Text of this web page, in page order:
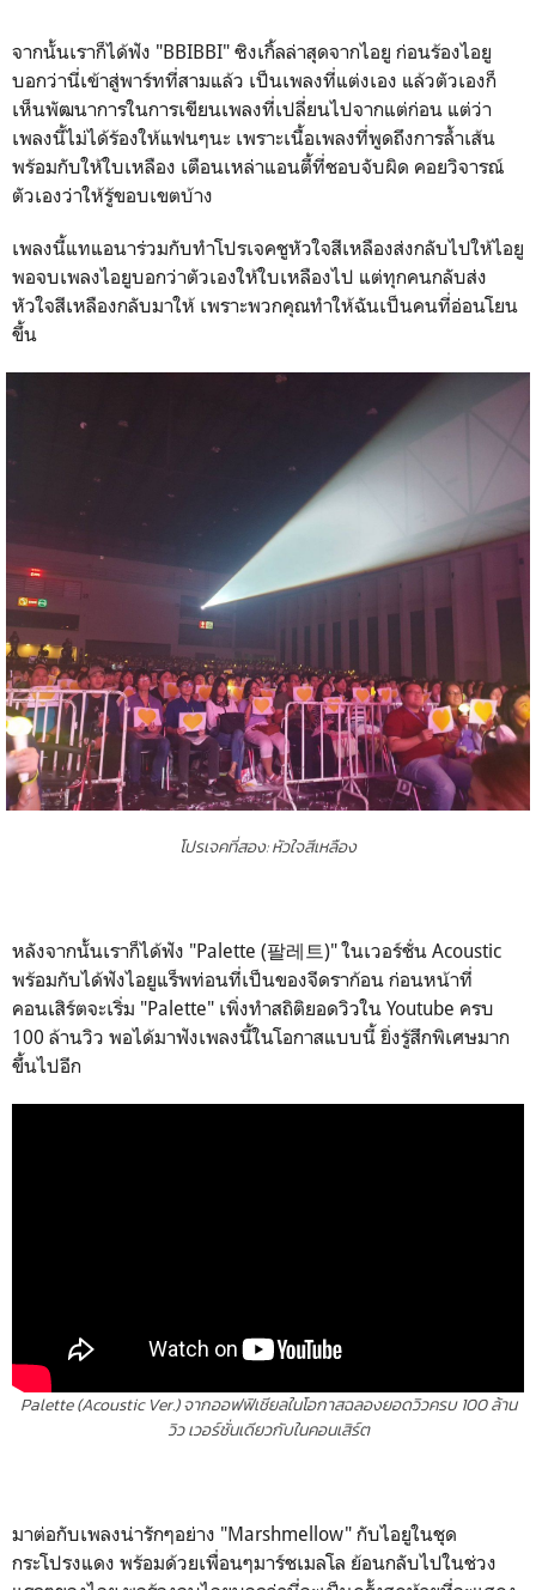
จากนั้นเราก็ได้ฟัง "BBIBBI" ซิงเกิ้ลล่าสุดจากไอยู ก่อนร้องไอยู
บอกว่านี่เข้าสู่พาร์ทที่สามแล้ว เป็นเพลงที่แต่งเอง แล้วตัวเองก็
เห็นพัฒนาการในการเขียนเพลงที่เปลี่ยนไปจากแต่ก่อน แต่ว่า
เพลงนี้ไม่ได้ร้องให้แฟนๆนะ เพราะเนื้อเพลงที่พูดถึงการล้ำเส้น
พร้อมกับให้ใบเหลือง เตือนเหล่าแอนตี้ที่ชอบจับผิด คอยวิจารณ์
ตัวเองว่าให้รู้ขอบเขตบ้าง
เพลงนี้แทแอนาร่วมกับทำโปรเจคชูหัวใจสีเหลืองส่งกลับไปให้ไอยู
พอจบเพลงไอยูบอกว่าตัวเองให้ใบเหลืองไป แต่ทุกคนกลับส่ง
หัวใจสีเหลืองกลับมาให้ เพราะพวกคุณทำให้ฉันเป็นคนที่อ่อนโยน
ขึ้น
โปรเจคที่สอง: หัวใจสีเหลือง
หลังจากนั้นเราก็ได้ฟัง "Palette (팔레트)" ในเวอร์ชั่น Acoustic
พร้อมกับได้ฟังไอยูแร็พท่อนที่เป็นของจีดราก้อน ก่อนหน้าที่
คอนเสิร์ตจะเริ่ม "Palette" เพิ่งทำสถิติยอดวิวใน Youtube ครบ
100 ล้านวิว พอได้มาฟังเพลงนี้ในโอกาสแบบนี้ ยิ่งรู้สึกพิเศษมาก
ขึ้นไปอีก
Palette (Acoustic Ver.) จากออฟฟิเชียลในโอกาสฉลองยอดวิวครบ 100 ล้าน
วิว เวอร์ชั่นเดียวกับในคอนเสิร์ต
มาต่อกับเพลงน่ารักๆอย่าง "Marshmellow" กับไอยูในชุด
กระโปรงแดง พร้อมด้วยเพื่อนๆมาร์ชเมลโล ย้อนกลับไปในช่วง